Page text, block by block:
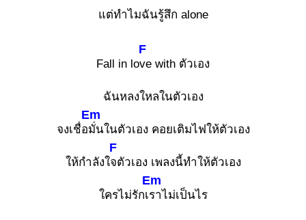
แต่ทำไมฉันรู้สึก alone
Fall in lo
F
ve with ตัวเอง
ฉันหลงใหลในตัวเอง
จงเชื่อ
Em
มั่นในตัวเอง คอยเติมไฟให้ตัวเอง
ให้กำลังใ
F
จตัวเอง เพลงนี้ทำให้ตัวเอง
ใครไม่รักเ
Em
ราไม่เป็นไร